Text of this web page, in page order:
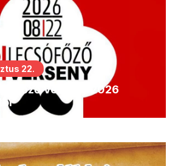
22.
Verseny 2026